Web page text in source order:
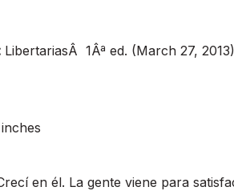
LibertariasÂ 1Âª ed. (March 27, 2013)
en él. La gente viene para